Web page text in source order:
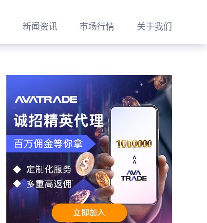
新闻资讯 市场行情 关于我们